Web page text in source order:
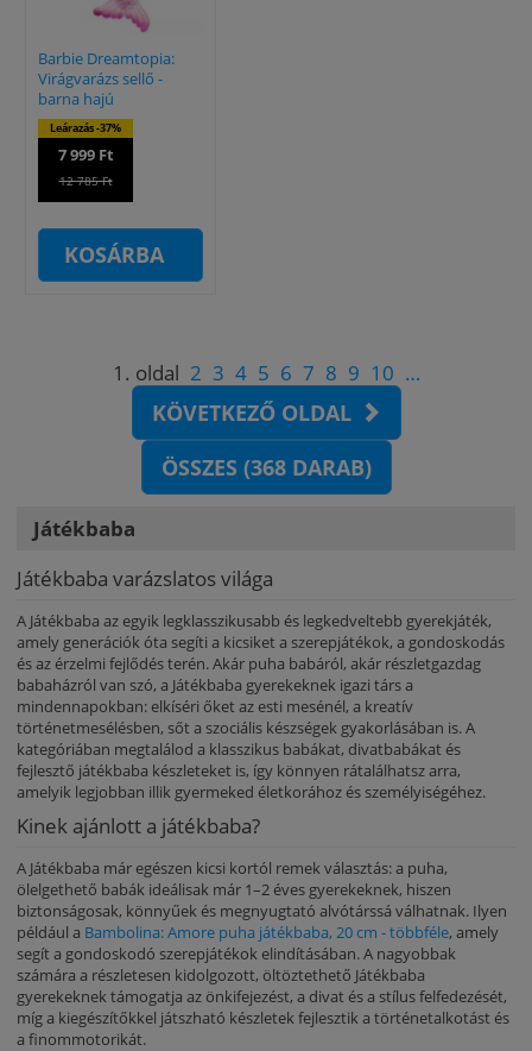
Barbie Dreamtopia:
Virágvarázs sellő -
barna hajú
Leárazás -37%
7 999 Ft
12 785 Ft
KOSÁRBA
1. oldal 2 3 4 5 6 7 8 9 10 …
KÖVETKEZŐ OLDAL
ÖSSZES (368 DARAB)
Játékbaba
Játékbaba varázslatos világa
A Játékbaba az egyik legklasszikusabb és legkedveltebb gyerekjáték,
amely generációk óta segíti a kicsiket a szerepjátékok, a gondoskodás
és az érzelmi fejlődés terén. Akár puha babáról, akár részletgazdag
babaházról van szó, a Játékbaba gyerekeknek igazi társ a
mindennapokban: elkíséri őket az esti mesénél, a kreatív
történetmesélésben, sőt a szociális készségek gyakorlásában is. A
kategóriában megtalálod a klasszikus babákat, divatbabákat és
fejlesztő játékbaba készleteket is, így könnyen rátalálhatsz arra,
amelyik legjobban illik gyermeked életkorához és személyiségéhez.
Kinek ajánlott a játékbaba?
A Játékbaba már egészen kicsi kortól remek választás: a puha,
ölelgethető babák ideálisak már 1–2 éves gyerekeknek, hiszen
biztonságosak, könnyűek és megnyugtató alvótárssá válhatnak. Ilyen
például a Bambolina: Amore puha játékbaba, 20 cm - többféle, amely
segít a gondoskodó szerepjátékok elindításában. A nagyobbak
számára a részletesen kidolgozott, öltöztethető Játékbaba
gyerekeknek támogatja az önkifejezést, a divat és a stílus felfedezését,
míg a kiegészítőkkel játszható készletek fejlesztik a történetalkotást és
a finommotorikát.